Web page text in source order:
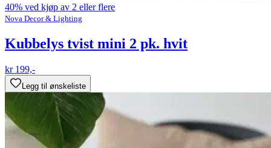
40% ved kjøp av 2 eller flere
Nova Decor & Lighting
Kubbelys tvist mini 2 pk. hvit
kr 199,-
Legg til ønskeliste